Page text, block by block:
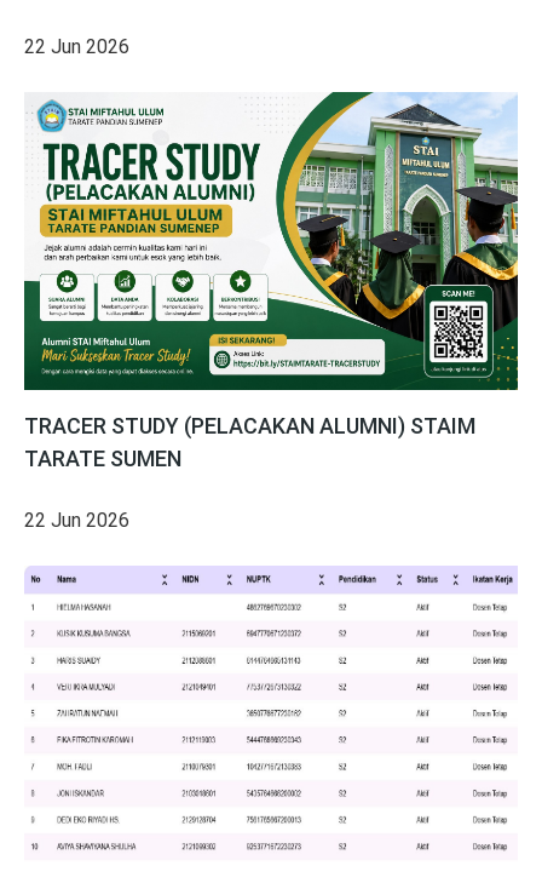
22 Jun 2026
TRACER STUDY (PELACAKAN ALUMNI) STAIM
TARATE SUMEN
22 Jun 2026